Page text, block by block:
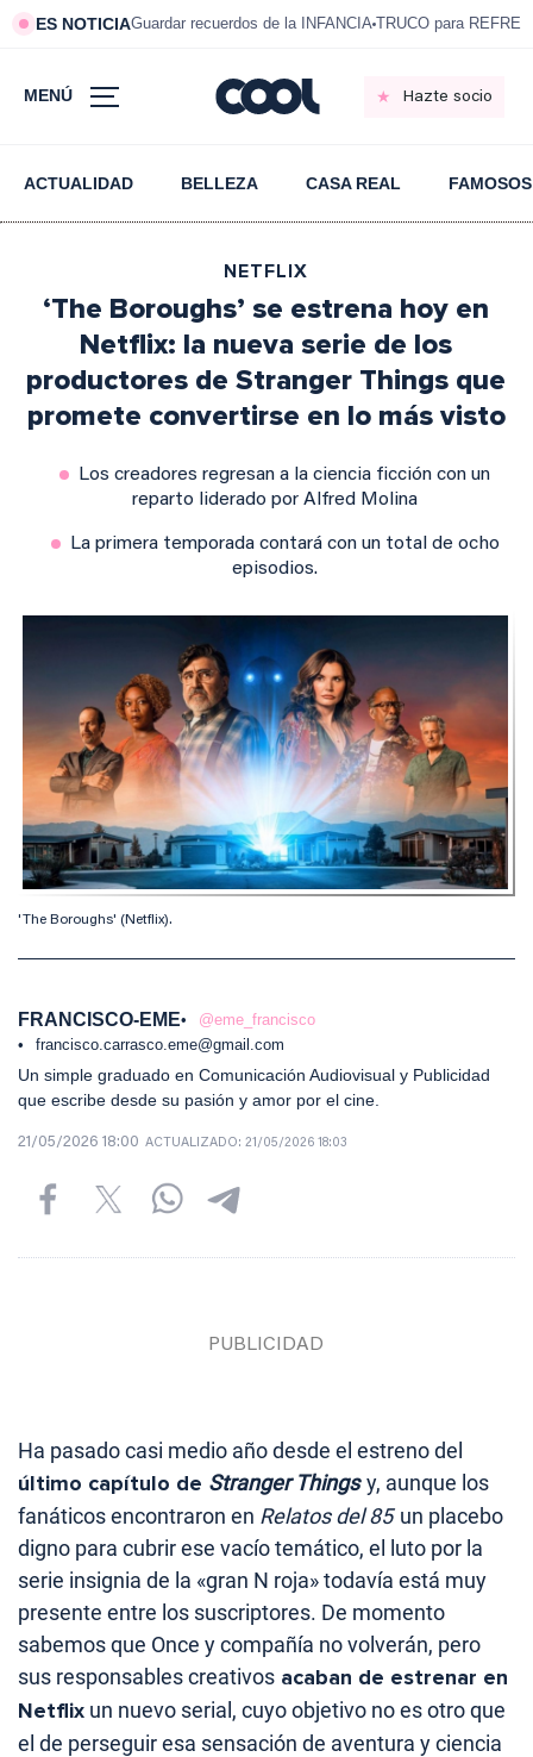
ES NOTICIAGuardar recuerdos de la INFANCIA TRUCO para
MENÚ Hazte socio
ACTUALIDAD BELLEZA CASA REAL FAMOSOS
NETFLIX
‘The Boroughs’ se estrena hoy en
Netflix: la nueva serie de los
productores de Stranger Things que
promete convertirse en lo más visto
Los creadores regresan a la ciencia ficción con un
reparto liderado por Alfred Molina
La primera temporada contará con un total de ocho
episodios.
'The Boroughs' (Netflix).
FRANCISCO-EME
@eme_francisco
francisco.carrasco.eme@gmail.com
Un simple graduado en Comunicación Audiovisual y Publicidad
que escribe desde su pasión y amor por el cine.
21/05/2026 18:00 ACTUALIZADO: 21/05/2026 18:03
Ha pasado casi medio año desde el estreno del
último capítulo de Stranger Thingsy, aunque los
fanáticos encontraron en Relatos del 85un placebo
digno para cubrir ese vacío temático, el luto por la
serie insignia de la «gran N roja» todavía está muy
presente entre los suscriptores. De momento
sabemos que Once y compañía no volverán, pero
sus responsables creativos acaban de estrenar en
Netflix un nuevo serial, cuyo objetivo no es otro que
el de perseguir esa sensación de aventura y ciencia